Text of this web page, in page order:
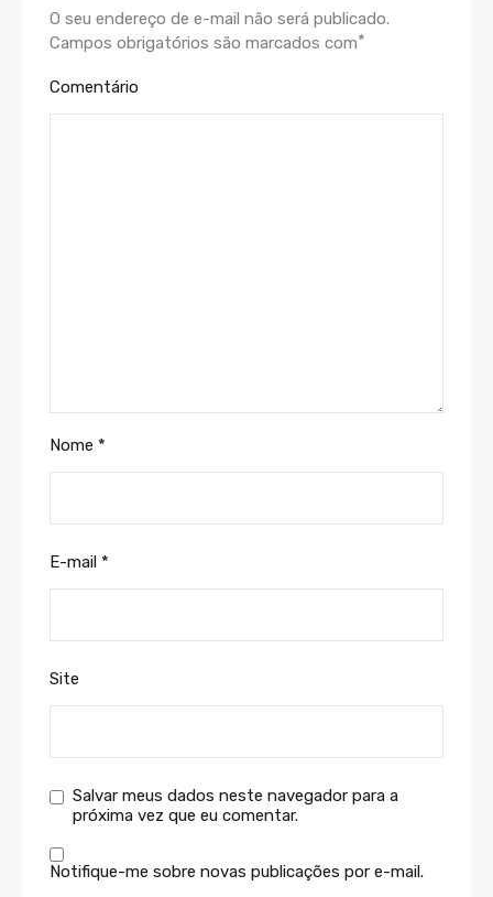
O seu endereço de e-mail não será publicado.
Campos obrigatórios são marcados com*
Comentário
Nome *
E-mail *
Site
Salvar meus dados neste navegador para a
próxima vez que eu comentar.
Notifique-me sobre novas publicações por e-mail.